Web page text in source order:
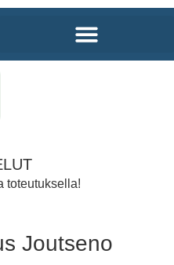
toteutuksella!
Joutseno